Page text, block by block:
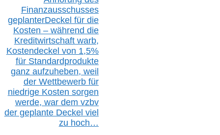
Finanzausschusses
geplanterDeckel für die
Kosten – während die
Kreditwirtschaft warb,
Kostendeckel von 1,5%
für Standardprodukte
ganz aufzuheben, weil
der Wettbewerb für
niedrige Kosten sorgen
werde, war dem vzbv
der geplante Deckel viel
zu hoch…